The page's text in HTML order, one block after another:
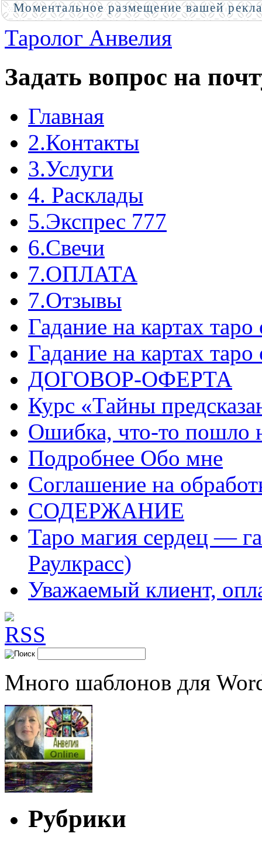
Таролог Анвелия
Задать вопрос на
Главная
2.Контакты
3.Услуги
4. Расклады
5.Экспрес 777
6.Свечи
7.ОПЛАТА
7.Отзывы
Гадание на картах
Гадание на картах
ДОГОВОР-ОФЕРТА
Курс «Тайны
Ошибка, что-то пошло
Подробнее Обо мне
Соглашение на
СОДЕРЖАНИЕ
Таро магия сердец —
Раулкрасс)
Уважаемый клиент,
Много шаблонов для
Рубрики
Моментальное размещение вашей